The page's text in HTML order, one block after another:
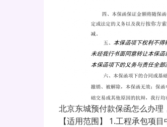
北京东城预付款保函怎么办理
【适用范围】 1.工程承包项